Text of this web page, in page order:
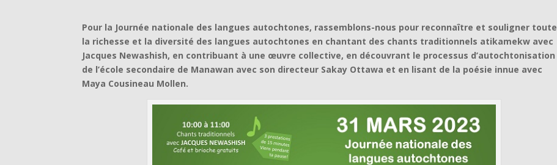
Pour la Journée nationale des langues autochtones, rassemblons-nous pour reconnaître et souligner toute
la richesse et la diversité des langues autochtones en chantant des chants traditionnels atikamekw avec
Jacques Newashish, en contribuant à une œuvre collective, en découvrant le processus d’autochtonisation
de l’école secondaire de Manawan avec son directeur Sakay Ottawa et en lisant de la poésie innue avec
Maya Cousineau Mollen.